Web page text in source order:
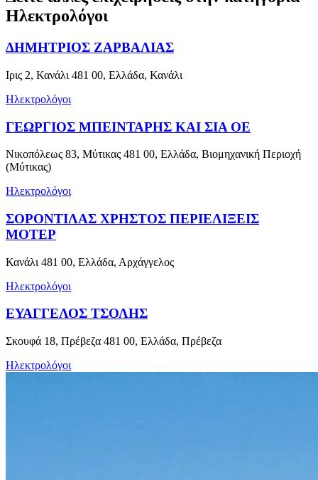
Ηλεκτρολόγοι
ΔΗΜΗΤΡΙΟΣ ΖΑΡΒΑΛΙΑΣ
Ιρις 2, Κανάλι 481 00, Ελλάδα, Κανάλι
Ηλεκτρολόγοι
ΓΕΩΡΓΙΟΣ ΜΠΕΙΝΤΑΡΗΣ ΚΑΙ ΣΙΑ ΟΕ
Νικοπόλεως 83, Μύτικας 481 00, Ελλάδα, Βιομηχανική Περιοχή
(Μύτικας)
Ηλεκτρολόγοι
ΣΟΡΟΝΤΙΛΑΣ ΧΡΗΣΤΟΣ ΠΕΡΙΕΛΙΞΕΙΣ
ΜΟΤΕΡ
Κανάλι 481 00, Ελλάδα, Αρχάγγελος
Ηλεκτρολόγοι
ΕΥΑΓΓΕΛΟΣ ΤΣΟΛΗΣ
Σκουφά 18, Πρέβεζα 481 00, Ελλάδα, Πρέβεζα
Ηλεκτρολόγοι